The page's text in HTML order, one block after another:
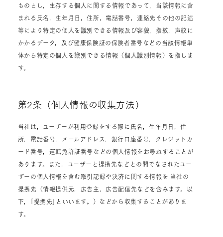
ものとし，生存する個人に関する情報であって，当該情報に含
まれる氏名，生年月日，住所，電話番号，連絡先その他の記述
等により特定の個人を識別できる情報及び容貌，指紋，声紋に
かかるデータ，及び健康保険証の保険者番号などの当該情報単
体から特定の個人を識別できる情報（個人識別情報）を指しま
す。
第2条（個人情報の収集方法）
当社は，ユーザーが利用登録をする際に氏名，生年月日，住
所，電話番号，メールアドレス，銀行口座番号，クレジットカ
ード番号，運転免許証番号などの個人情報をお尋ねすることが
あります。また，ユーザーと提携先などとの間でなされたユー
ザーの個人情報を含む取引記録や決済に関する情報を,当社の
提携先（情報提供元，広告主，広告配信先などを含みます。以
下，｢提携先｣といいます。）などから収集することがありま
す。